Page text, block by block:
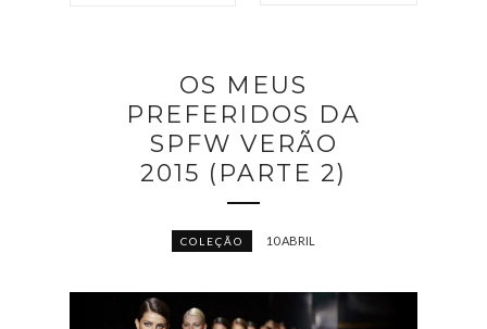
OS MEUS
PREFERIDOS DA
SPFW VERÃO
2015 (PARTE 2)
COLEÇÃO 10 ABRIL